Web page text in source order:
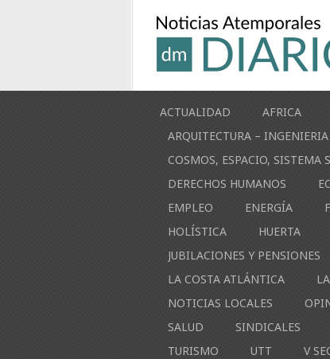
ACTUALIDAD AFRICA
ARQUITECTURA – INGENIERIA
COSMOS, ESPACIO, SISTEMA
DERECHOS HUMANOS
EMPLEO
ENERGÍA
HOLÍSTICA
HUERTA
JUBILACIONES Y PENSIONES
LA COSTA ATLÁNTICA
NOTICIAS LOCALES
SALUD
SINDICALES
TURISMO
UTT V